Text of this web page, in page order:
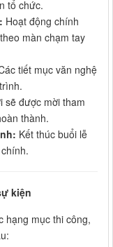
tổ chức.
Hoạt động chính
màn chạm tay
tiết mục văn nghệ
sẽ được mời tham
thành.
Kết thúc buổi lễ
kiện
hạng mục thi công,